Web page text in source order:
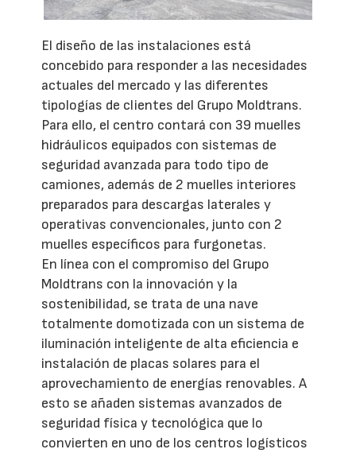
El diseño de las instalaciones está
concebido para responder a las necesidades
actuales del mercado y las diferentes
tipologías de clientes del Grupo Moldtrans.
Para ello, el centro contará con 39 muelles
hidráulicos equipados con sistemas de
seguridad avanzada para todo tipo de
camiones, además de 2 muelles interiores
preparados para descargas laterales y
operativas convencionales, junto con 2
muelles específicos para furgonetas.
En línea con el compromiso del Grupo
Moldtrans con la innovación y la
sostenibilidad, se trata de una nave
totalmente domotizada con un sistema de
iluminación inteligente de alta eficiencia e
instalación de placas solares para el
aprovechamiento de energías renovables. A
esto se añaden sistemas avanzados de
seguridad física y tecnológica que lo
convierten en uno de los centros logísticos